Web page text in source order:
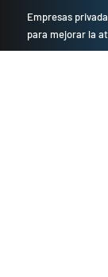
Empresas privadas
para mejorar la